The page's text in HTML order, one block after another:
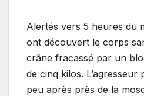
Alertés vers 5 heures du
ont découvert le corps
crâne fracassé par un
de cinq kilos.
peu après près de la